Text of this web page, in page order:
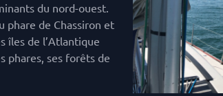
du nord-ouest.
phare de Chassiron et
îles de l’Atlantique
phares, ses forêts de